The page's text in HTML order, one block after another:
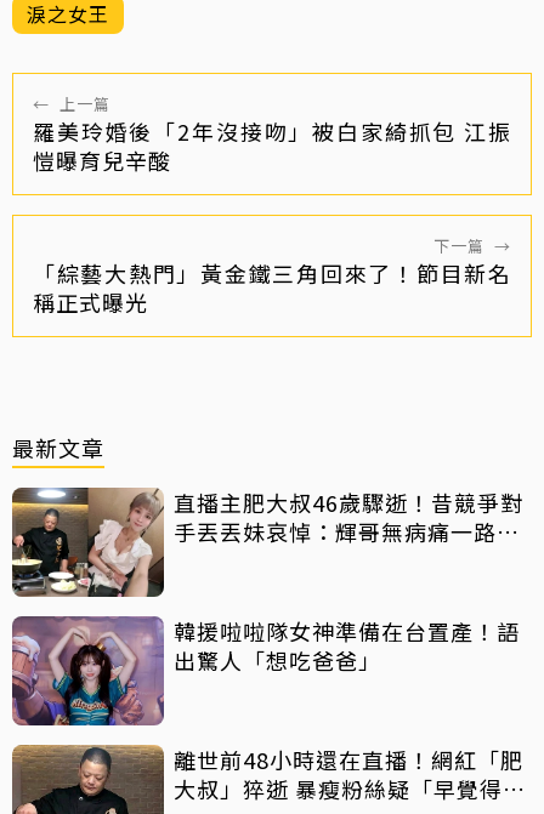
淚之女王
← 上一篇
羅美玲婚後「2年沒接吻」被白家綺抓包 江振
愷曝育兒辛酸
下一篇 →
「綜藝大熱門」黃金鐵三角回來了！節目新名
稱正式曝光
最新文章
直播主肥大叔46歲驟逝！昔競爭對
手丟丟妹哀悼：輝哥無病痛一路好
韓援啦啦隊女神準備在台置產！語
出驚人「想吃爸爸」
離世前48小時還在直播！網紅「肥
大叔」猝逝 暴瘦粉絲疑「早覺得不